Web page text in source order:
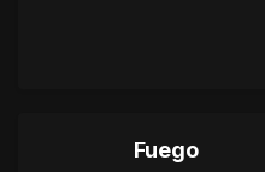
Fuego